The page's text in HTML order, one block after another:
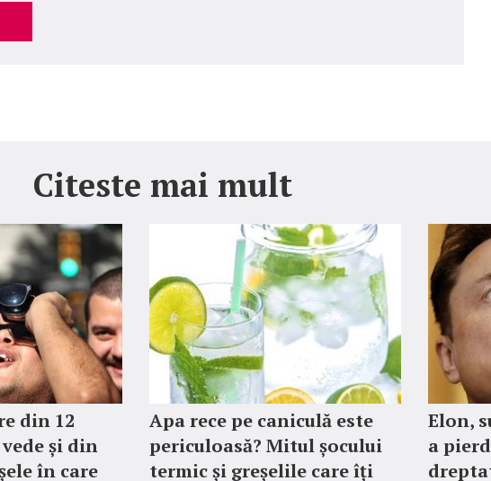
Citeste mai mult
din 12
vede și din
în care
Apa rece pe caniculă este
periculoasă? Mitul șocului
termic și greșelile care îți
Elon,
a